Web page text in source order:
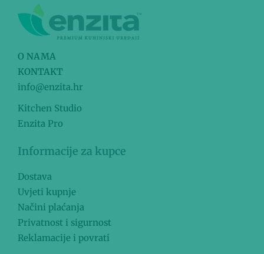
O NAMA
KONTAKT
info@enzita.hr
Kitchen Studio
Enzita Pro
Informacije za kupce
Dostava
Uvjeti kupnje
Načini plaćanja
Privatnost i sigurnost
Reklamacije i povrati